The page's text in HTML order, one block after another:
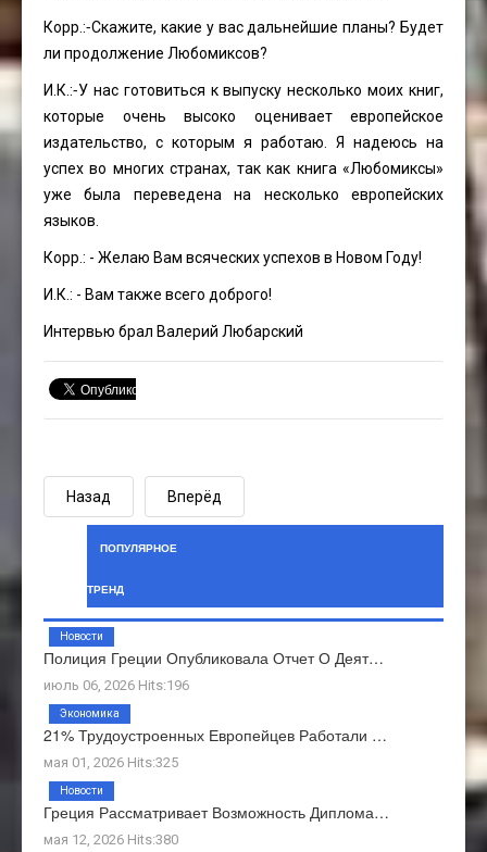
Корр.:⁃Скажите, какие у вас дальнейшие планы? Будет
ли продолжение Любомиксов?
И.К.:⁃У нас готовиться к выпуску несколько моих книг,
которые очень высоко оценивает европейское
издательство, с которым я работаю. Я надеюсь на
успех во многих странах, так как книга «Любомиксы»
уже была переведена на несколько европейских
языков.
Корр.: - Желаю Вам всяческих успехов в Новом Году!
И.К.: - Вам также всего доброго!
Интервью брал Валерий Любарский
Назад Вперёд
ПОПУЛЯРНОЕ
ТРЕНД
Полиция Греции Опубликовала Отчет О Деят…
июль 06, 2026 Hits:196
Новости
21% Трудоустроенных Европейцев Работали …
мая 01, 2026 Hits:325
Экономика
Греция Рассматривает Возможность Диплома…
мая 12, 2026 Hits:380
Новости